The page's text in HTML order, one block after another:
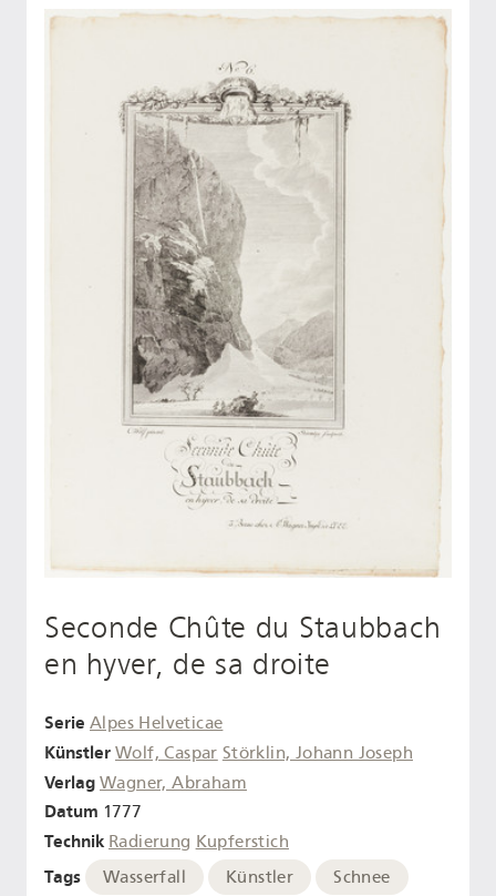
Seconde Chûte du Staubbach
en hyver, de sa droite
Serie Alpes Helveticae
Künstler Wolf, Caspar Störklin, Johann Joseph
Verlag Wagner, Abraham
Datum 1777
Technik Radierung Kupferstich
Tags Wasserfall Künstler Schnee